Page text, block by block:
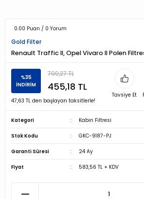
0.00 Puan / 0 Yorum
Gold Filter
Renault Traffic II, Opel Vivaro II Polen
%35
İNDİRİM
700,27 TL
455,18 TL
47,63 TL den başlayan taksitlerle!
Tavsiye Et
Kategori Kabin Filtresi
Stok Kodu GKC-9187-PJ
Garanti Süresi 24 Ay
Fiyat 583,56 TL + KDV